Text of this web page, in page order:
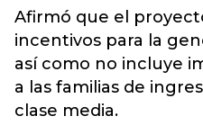
Afirmó que el
incentivos para la
así como no incluye
a las familias de
clase media.